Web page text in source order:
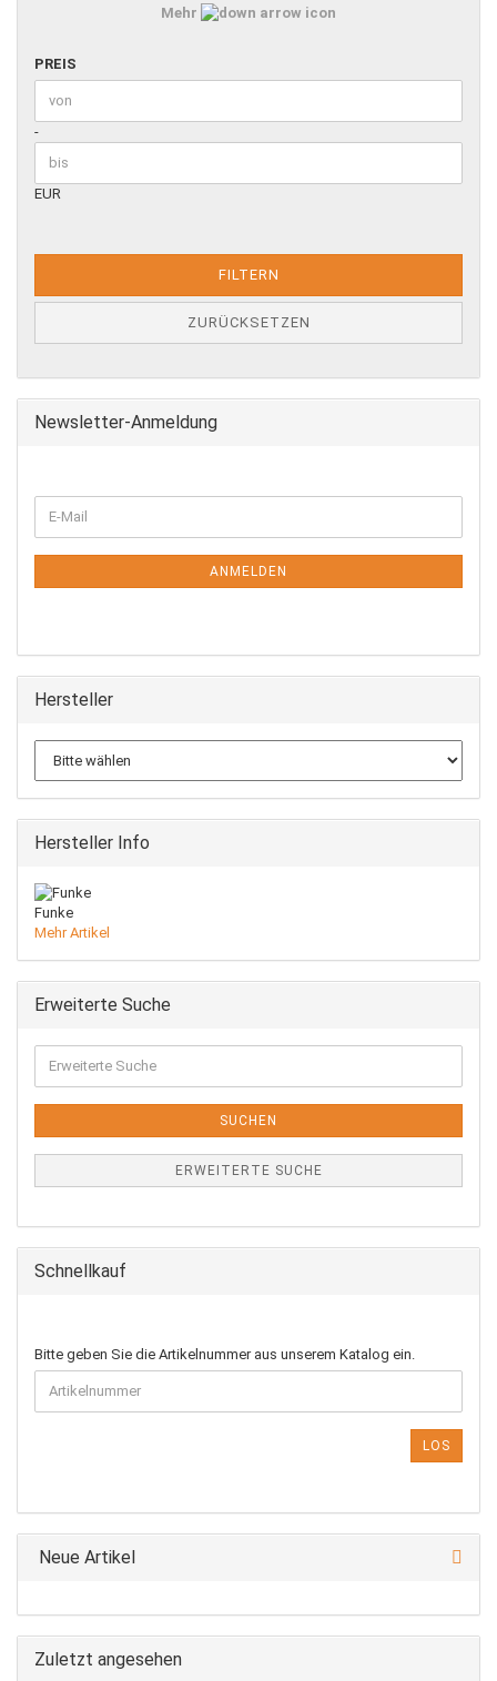
Mehr
PREIS
PREIS
Preis bis
-
EUR
FILTERN
ZURÜCKSETZEN
Newsletter-Anmeldung
ZUR
NEWSLETTER-
E-
Mail
ANMELDEN
Hersteller
Hersteller Info
Funke
Mehr Artikel
Erweiterte Suche
Suche
SUCHEN
ERWEITERTE SUCHE
Schnellkauf
BITTE
GEBEN
SIE
DIE
EIN.
Bitte geben Sie die Artikelnummer aus unserem Katalog ein.
LOS
Neue Artikel
Zuletzt angesehen